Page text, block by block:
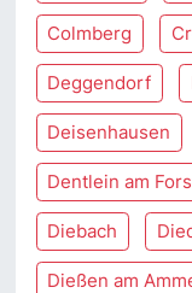
Colmberg
Deggendorf
Deisenhausen
Dentlein am
Diebach
Dießen am